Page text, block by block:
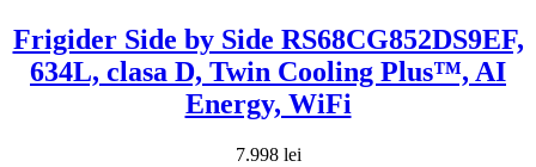
Frigider Side by Side RS68CG852DS9EF,
634L, clasa D, Twin Cooling Plus™, AI
Energy️, WiFi
7.998 lei